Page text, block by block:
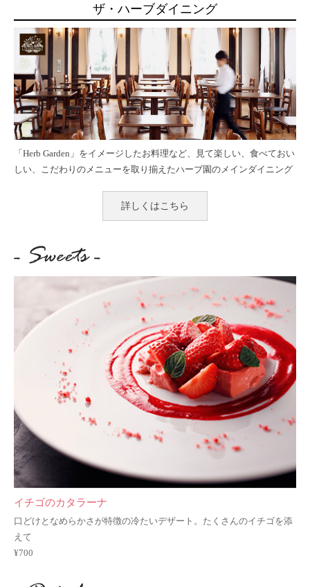
ザ・ハーブダイニング
「Herb Garden」をイメージしたお料理など、見て楽しい、食べておい
しい、
こだわりのメニューを取り揃えたハーブ園のメインダイニング
詳しくはこちら
イチゴのカタラーナ
口どけとなめらかさが特徴の冷たいデザート。 たくさんのイチゴを添
えて
¥700